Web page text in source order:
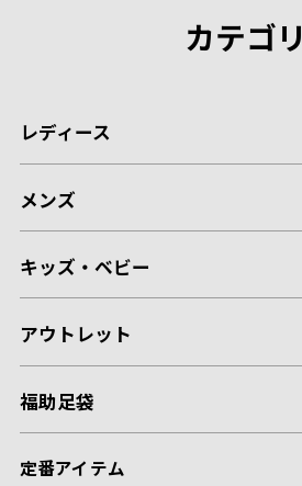
カテゴリ
レディース
メンズ
キッズ・ベビー
アウトレット
福助足袋
定番アイテム